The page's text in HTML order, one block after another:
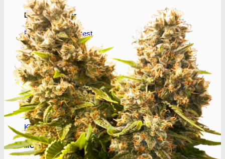
Benzodiazepiner
Benzoer renhedstest
GHB/Hætter
GHB/Hætter renhedstest
Ketamin
Ketamin renhedstest
MCPP